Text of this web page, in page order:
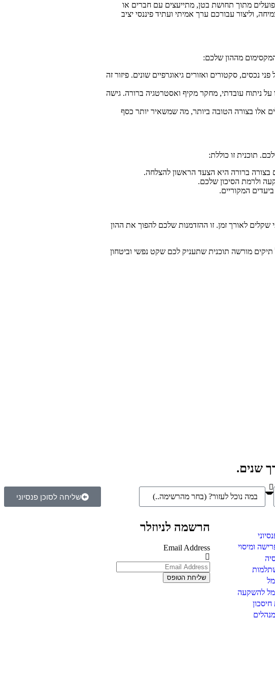
מתוך תחושת בטן, מתייעצים עם חברים או
וליצור עבורכם ערך אמיתי ועתיד פיננסי יציב
מההון שלכם:
סקטורים ואזורים גיאוגרפיים שונים. פיזור זה
ניתוח עובדתי, מחקר מקיף ואסטרטגיה ברורה. גישה
אלו בצורה הטובה ביותר, מה שמשאיר יותר כסף
תוכנית זו כוללת:
בצורה ברורה היא הצעד הראשון להצלחה.
ולרמת הסיכון שלכם.
המקוריים.
שקלים לאורך זמן. זו ההזדמנות שלכם להפוך את ההון
תיקים מורשה תוכנית שתעניק לכם שקט נפשי וביטחון
שנים.
שליחה לסוכן פנסיוני
ומיסוי
להשקעה
חיסכון
הרשמה לניוזלר
Email Address
שליחת הטופס